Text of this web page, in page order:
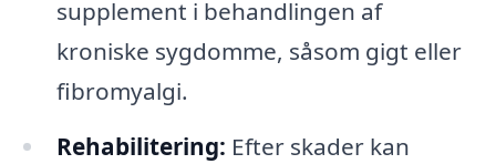
supplement i behandlingen af
kroniske sygdomme, såsom gigt eller
fibromyalgi.
Rehabilitering: Efter skader kan